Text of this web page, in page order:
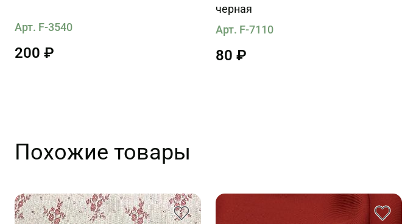
Арт. F-3540
200 ₽
черная
Арт. F-7110
80 ₽
Похожие товары